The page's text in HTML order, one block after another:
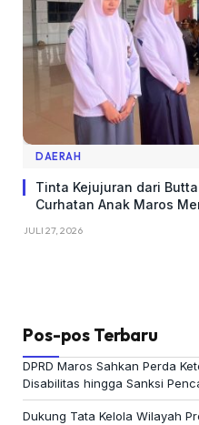
DAERAH
Tinta Kejujuran dari
Curhatan Anak Maros
JULI 27, 2026
Pos-pos Terbaru
DPRD Maros Sahkan Perda
Disabilitas hingga Sanksi
Dukung Tata Kelola Wilayah